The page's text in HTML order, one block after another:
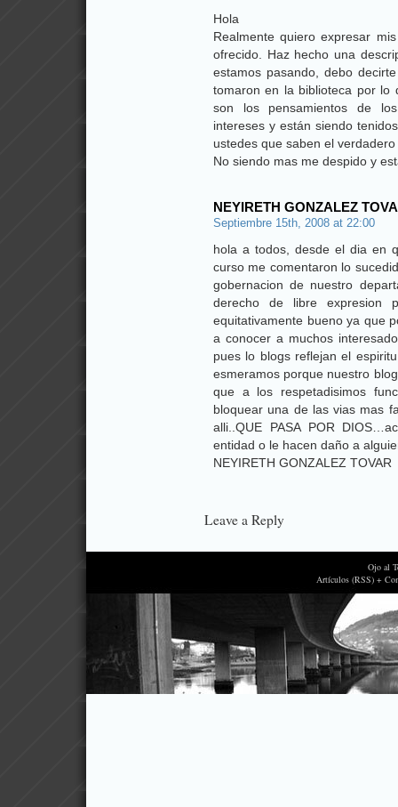
Hola
Realmente quiero expresar
ofrecido. Haz hecho una
estamos pasando, debo
tomaron en la biblioteca por lo
son los pensamientos de
intereses y están siendo
ustedes que saben el
No siendo mas me despido y
NEYIRETH GONZALEZ
Septiembre 15th, 2008 at 22:00
hola a todos, desde el dia en
curso me comentaron lo
gobernacion de nuestro
derecho de libre expresion
equitativamente bueno ya que
a conocer a muchos
pues lo blogs reflejan el
esmeramos porque nuestro
que a los respetadisimos
bloquear una de las vias mas
alli..QUE PASA POR
entidad o le hacen daño a
NEYIRETH GONZALEZ TOVAR
Leave a Reply
Ojo al
Artículos (RSS) +